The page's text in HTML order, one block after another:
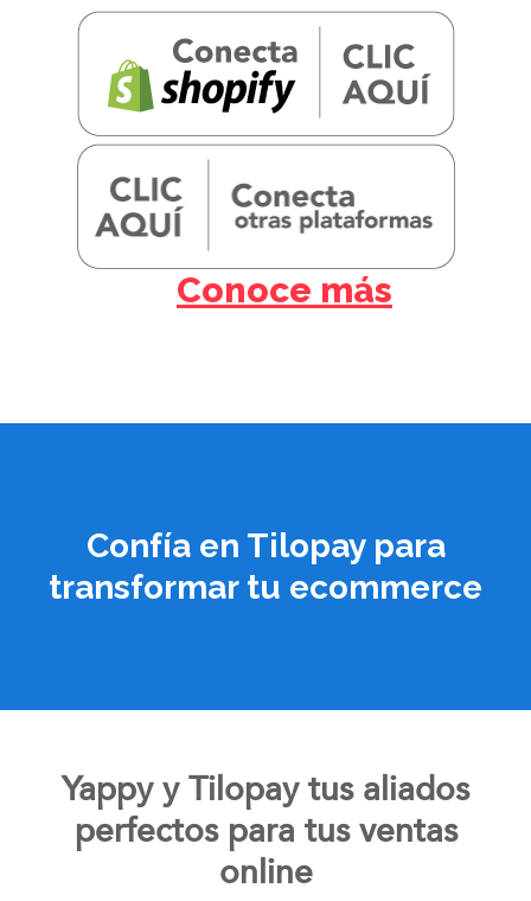
Conoce más
Confía en Tilopay para
transformar tu ecommerce
Yappy y Tilopay tus aliados
perfectos para tus ventas
online